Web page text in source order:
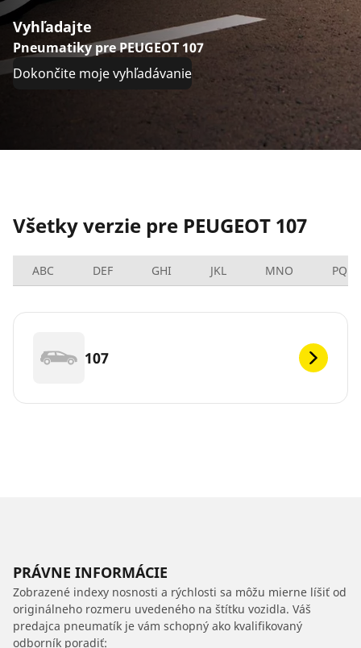
Vyhľadajte
Pneumatiky pre PEUGEOT 107
Dokončite moje vyhľadávanie
Všetky verzie pre PEUGEOT 107
ABC DEF GHI JKL MNO PQRS
107
PRÁVNE INFORMÁCIE
Zobrazené indexy nosnosti a rýchlosti sa môžu mierne líšiť od
originálneho rozmeru uvedeného na štítku vozidla. Váš
predajca pneumatík je vám schopný ako kvalifikovaný
odborník poradiť: